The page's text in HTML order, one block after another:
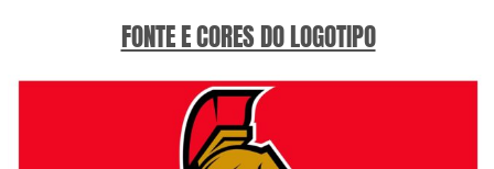
FONTE E CORES DO LOGOTIPO